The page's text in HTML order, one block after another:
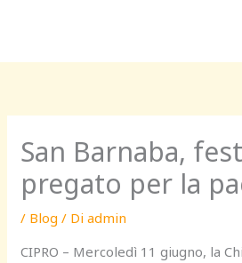
San Barnaba,
pregato per la
/ Blog / Diadmin
CIPRO – Mercoledì 11 giugno, la